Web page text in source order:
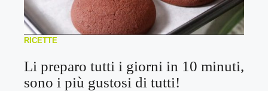
RICETTE
Li preparo tutti i giorni in 10 minuti,
sono i più gustosi di tutti!